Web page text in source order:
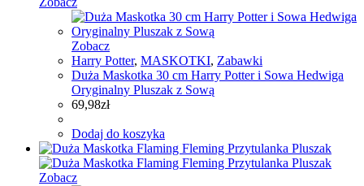
Zobacz
Harry Potter, MASKOTKI, Zabawki
Duża Maskotka 30 cm Harry Potter i Sowa Hedwiga
Oryginalny Pluszak z Sową
69,98zł
Dodaj do koszyka
Zobacz